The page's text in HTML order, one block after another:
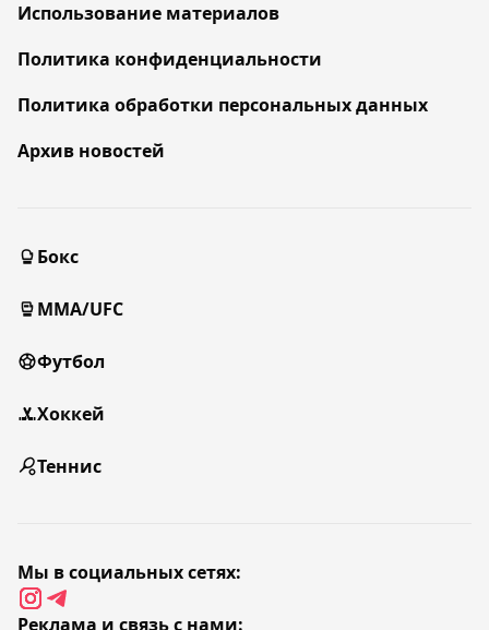
Использование материалов
Политика конфиденциальности
Политика обработки персональных данных
Архив новостей
Бокс
MMA/UFC
Футбол
Хоккей
Теннис
Мы в социальных сетях:
Реклама и связь с нами: